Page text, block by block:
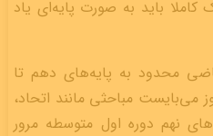
باید به صورت پایه‌ای یاد
محدود به پایه‌های دهم تا
می‌بایست مباحثی مانند اتحاد،
نهم دوره اول متوسطه مرور